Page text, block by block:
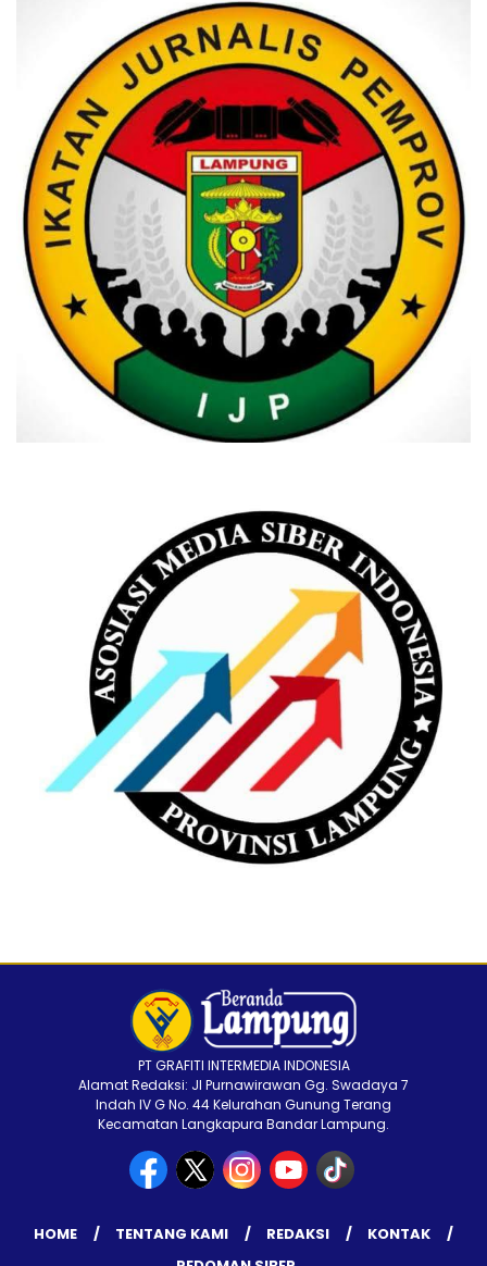
PT GRAFITI INTERMEDIA INDONESIA
Alamat Redaksi: Jl Purnawirawan Gg. Swadaya 7
Indah IV G No. 44 Kelurahan Gunung Terang
Kecamatan Langkapura Bandar Lampung.
HOME TENTANG KAMI REDAKSI
KONTAK